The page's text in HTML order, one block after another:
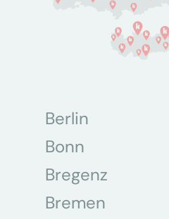
Berlin
Bonn
Bregenz
Bremen